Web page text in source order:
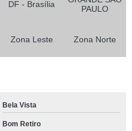
DF - Brasília
PAULO
Zona Leste Zona Norte
Bela Vista
Bom Retiro